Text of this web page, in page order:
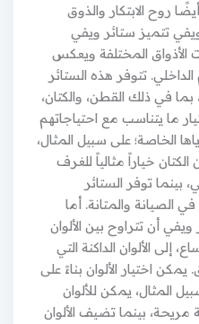
روح الابتكار والذوق
تتميز ستائر ويفي
الأذواق المختلفة ويعكس
تتوفر هذه الستائر
في ذلك القطن، والكتان،
ما يتناسب مع احتياجاتهم
الخاصة؛ على سبيل المثال،
خياراً مثالياً للغرف
توفر الستائر
والمتانة. أما
أن تتراوح بين الألوان
إلى الألوان الداكنة التي
اختيار الألوان بناءً على
المثال، يمكن للألوان
بينما تضيف الألوان